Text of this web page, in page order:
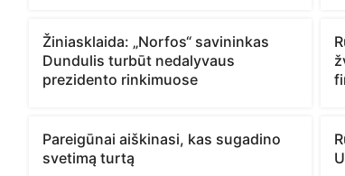
Žiniasklaida: „Norfos“ savininkas
Dundulis turbūt nedalyvaus
prezidento rinkimuose
Pareigūnai aiškinasi, kas sugadino
svetimą turtą